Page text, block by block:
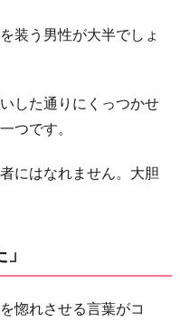
装う男性が大半でしょ
した通りにくっつかせ
つです。
にはなれません。大胆
惚れさせる言葉がコ